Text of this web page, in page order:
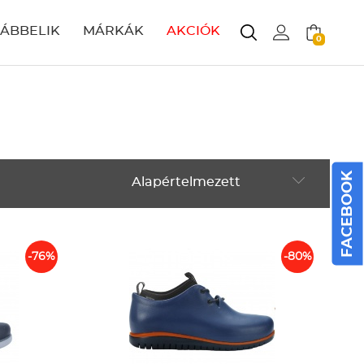
MÁRKÁK AKCIÓK
0
Alapértelmezett
Alapértelmezett
ABC szerint növekvő
ABC szerint csökkenő
Ár szerint növekvő
-76% -80% FACEBOOK